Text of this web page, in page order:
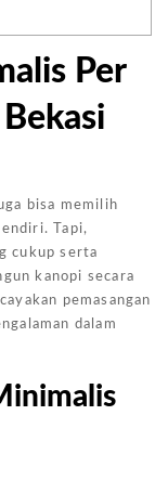
Per
bisa memilih
Tapi,
cukup serta
kanopi secara
pemasangan
dalam